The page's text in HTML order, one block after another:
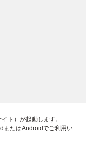
ト）が起動します。
またはAndroidでご利用い